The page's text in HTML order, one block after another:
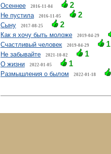
Осеннее 2016-11-04 2
Не пустила 2016-11-05 2
Сыну 2017-08-25 2
Как я хочу быть моложе 2019-04-29
Счастливый человек 2019-04-29 1
Не забывайте 2021-10-02 1
О жизни 2022-01-05 1
Размышления о былом 2022-01-18